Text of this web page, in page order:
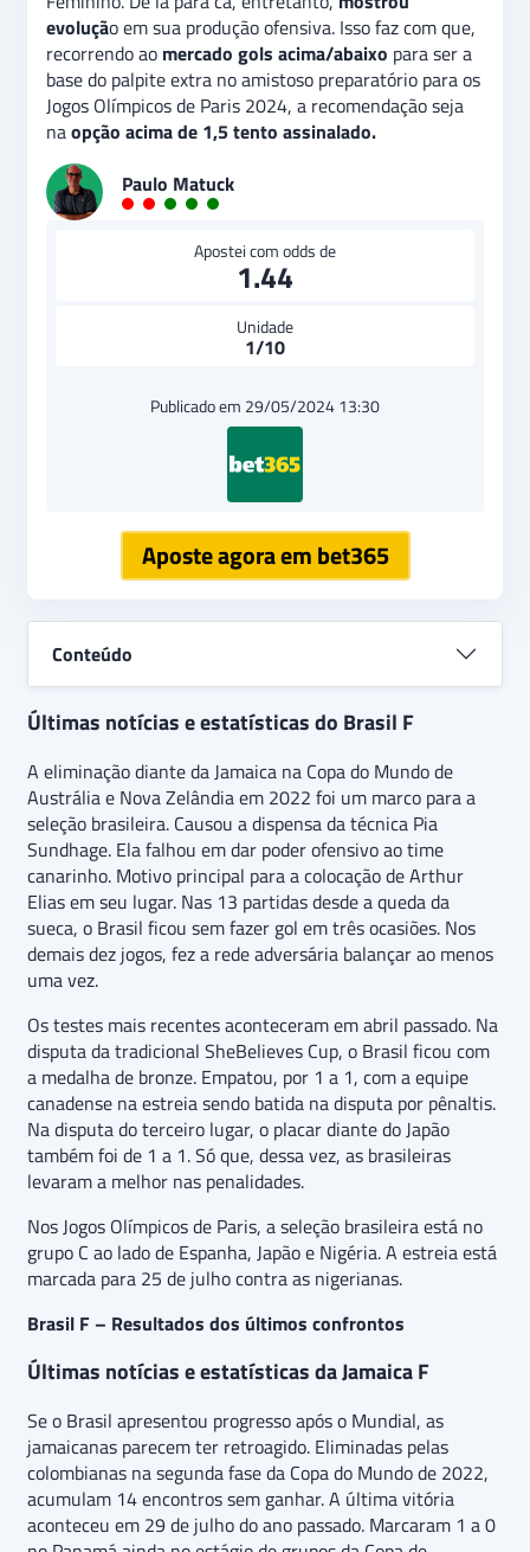
evolução em sua produção ofensiva. Isso faz com que,
recorrendo ao mercado gols acima/abaixo para ser a
base do palpite extra no amistoso preparatório para os
Jogos Olímpicos de Paris 2024, a recomendação seja
naopção acima de 1,5 tento assinalado.
Paulo Matuck
Apostei com odds de
1.44
Unidade
1/10
Publicado em 29/05/2024 13:30
Aposte agora em bet365
Conteúdo
Últimas notícias e estatísticas do Brasil F
A eliminação diante da Jamaica na Copa do Mundo de
Austrália e Nova Zelândia em 2022 foi um marco para a
seleção brasileira. Causou a dispensa da técnica Pia
Sundhage. Ela falhou em dar poder ofensivo ao time
canarinho. Motivo principal para a colocação de Arthur
Elias em seu lugar. Nas 13 partidas desde a queda da
sueca, o Brasil ficou sem fazer gol em três ocasiões. Nos
demais dez jogos, fez a rede adversária balançar ao menos
uma vez.
Os testes mais recentes aconteceram em abril passado. Na
disputa da tradicional SheBelieves Cup, o Brasil ficou com
a medalha de bronze. Empatou, por 1 a 1, com a equipe
canadense na estreia sendo batida na disputa por pênaltis.
Na disputa do terceiro lugar, o placar diante do Japão
também foi de 1 a 1. Só que, dessa vez, as brasileiras
levaram a melhor nas penalidades.
Nos Jogos Olímpicos de Paris, a seleção brasileira está no
grupo C ao lado de Espanha, Japão e Nigéria. A estreia está
marcada para 25 de julho contra as nigerianas.
Brasil F – Resultados dos últimos confrontos
Últimas notícias e estatísticas da Jamaica F
Se o Brasil apresentou progresso após o Mundial, as
jamaicanas parecem ter retroagido. Eliminadas pelas
colombianas na segunda fase da Copa do Mundo de 2022,
acumulam 14 encontros sem ganhar. A última vitória
aconteceu em 29 de julho do ano passado. Marcaram 1 a 0